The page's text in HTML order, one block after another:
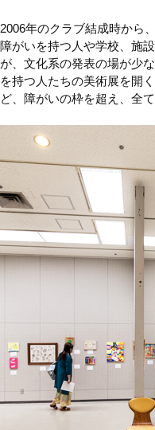
年のクラブ結成時から
がいを持つ人や学校、施
、文化系の発表の場が少
持つ人たちの美術展を開
、障がいの枠を超え、全